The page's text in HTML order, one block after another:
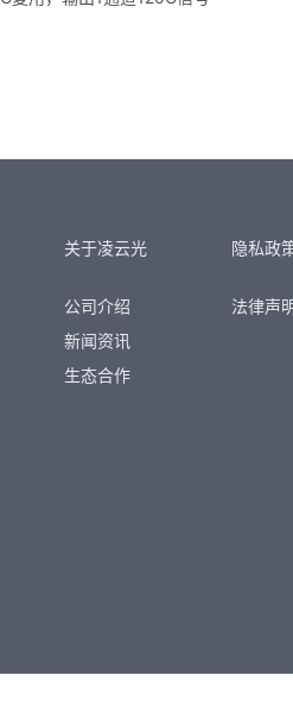
关于凌云光
公司介绍
新闻资讯
生态合作
隐私政
法律声